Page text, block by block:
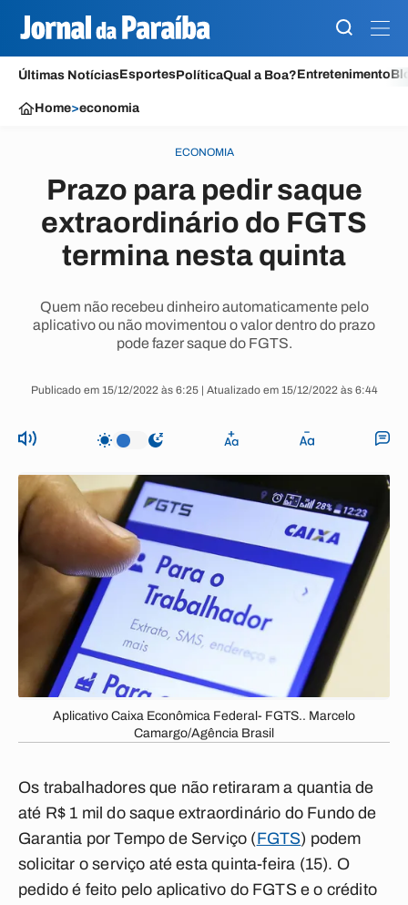
Últimas NotíciasEsportesPolíticaQual a Boa?Entretenimento
Home>economia
ECONOMIA
Prazo para pedir saque
extraordinário do FGTS
termina nesta quinta
Quem não recebeu dinheiro automaticamente pelo
aplicativo ou não movimentou o valor dentro do prazo
pode fazer saque do FGTS.
Publicado em 15/12/2022 às 6:25 | Atualizado em 15/12/2022 às 6:44
Aplicativo Caixa Econômica Federal- FGTS.. Marcelo
Camargo/Agência Brasil
Os trabalhadores que não retiraram a quantia de
até R$ 1 mil do saque extraordinário do Fundo de
Garantia por Tempo de Serviço (FGTS) podem
solicitar o serviço até esta quinta-feira (15). O
pedido é feito pelo aplicativo do FGTS e o crédito